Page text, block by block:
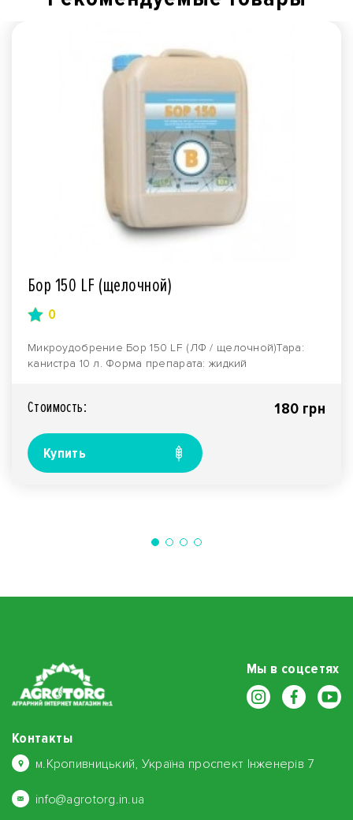
Бор 150 LF (щелочной)
0
Микроудобрение Бор 150 LF (ЛФ / щелочной)Тара:
канистра 10 л. Форма препарата: жидкий
Стоимость: 180 грн
Купить
Мы в соцсетях
Контакты
м.Кропивницький, Україна проспект Інженерів 7
info@agrotorg.in.ua